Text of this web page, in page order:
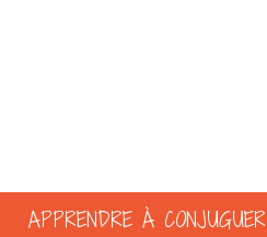
APPRENDRE À CONJUGUER